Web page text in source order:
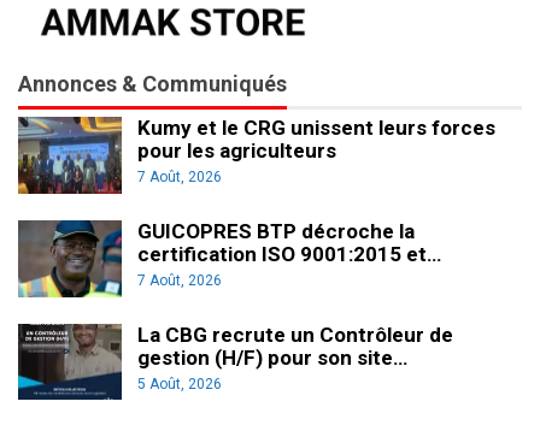
Annonces & Communiqués
Kumy et le CRG unissent leurs forces
pour les agriculteurs
7 Août, 2026
GUICOPRES BTP décroche la
certification ISO 9001:2015 et…
7 Août, 2026
La CBG recrute un Contrôleur de
gestion (H/F) pour son site…
5 Août, 2026